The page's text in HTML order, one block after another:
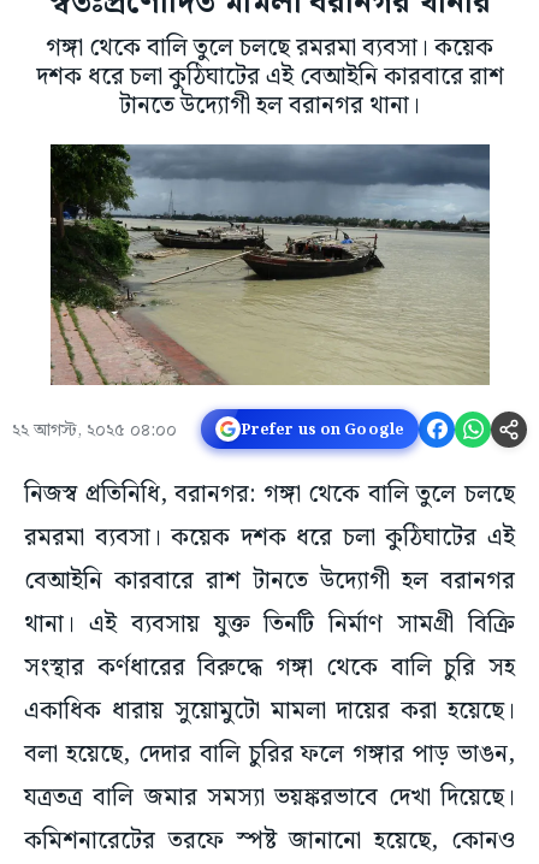
গঙ্গা থেকে বালি তুলে চলছে রমরমা ব্যবসা। কয়েক
দশক ধরে চলা কুঠিঘাটের এই বেআইনি কারবারে রাশ
টানতে উদ্যোগী হল বরানগর থানা।
২২ আগস্ট, ২০২৫ ০৪:০০ Prefer us on Google
নিজস্ব প্রতিনিধি, বরানগর: গঙ্গা থেকে বালি তুলে চলছে
রমরমা ব্যবসা। কয়েক দশক ধরে চলা কুঠিঘাটের এই
বেআইনি কারবারে রাশ টানতে উদ্যোগী হল বরানগর
থানা। এই ব্যবসায় যুক্ত তিনটি নির্মাণ সামগ্রী বিক্রি
সংস্থার কর্ণধারের বিরুদ্ধে গঙ্গা থেকে বালি চুরি সহ
একাধিক ধারায় সুয়োমুটো মামলা দায়ের করা হয়েছে।
বলা হয়েছে, দেদার বালি চুরির ফলে গঙ্গার পাড় ভাঙন,
যত্রতত্র বালি জমার সমস্যা ভয়ঙ্করভাবে দেখা দিয়েছে।
কমিশনারেটের তরফে স্পষ্ট জানানো হয়েছে, কোনও